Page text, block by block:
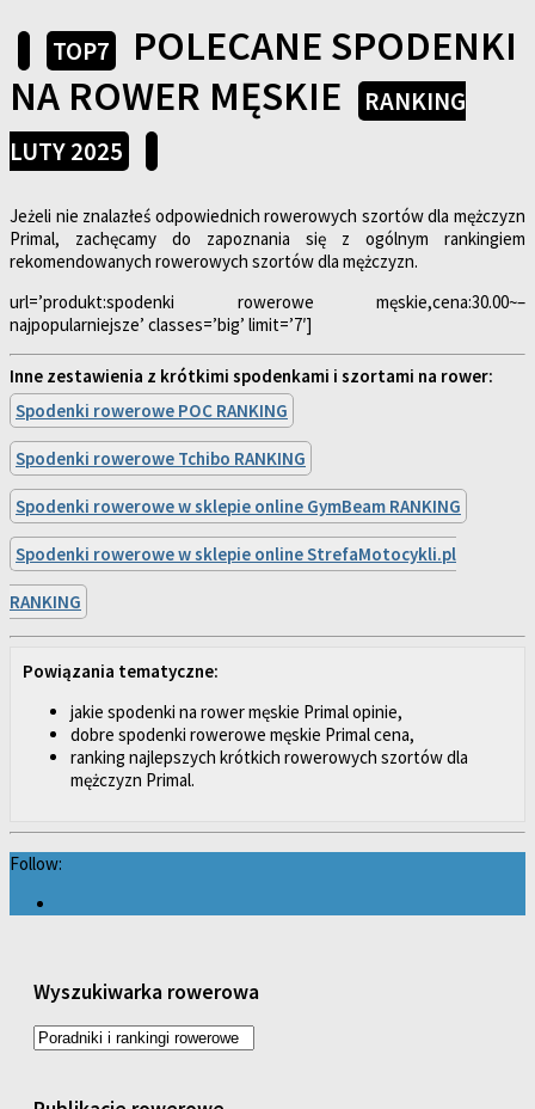
TOP7
POLECANE SPODENKI
NA ROWER MĘSKIE
RANKING
LUTY 2025
Jeżeli nie znalazłeś odpowiednich rowerowych szortów dla mężczyzn
Primal, zachęcamy do zapoznania się z ogólnym rankingiem
rekomendowanych rowerowych szortów dla mężczyzn.
url=’produkt:spodenki rowerowe męskie,cena:30.00~–
najpopularniejsze’ classes=’big’ limit=’7′]
Inne zestawienia z krótkimi spodenkami i szortami na rower:
Spodenki rowerowe POC RANKING
Spodenki rowerowe Tchibo RANKING
Spodenki rowerowe w sklepie online GymBeam RANKING
Spodenki rowerowe w sklepie online StrefaMotocykli.pl
RANKING
Powiązania tematyczne:
jakie spodenki na rower męskie Primal opinie,
dobre spodenki rowerowe męskie Primal cena,
ranking najlepszych krótkich rowerowych szortów dla
mężczyzn Primal.
Follow:
Wyszukiwarka rowerowa